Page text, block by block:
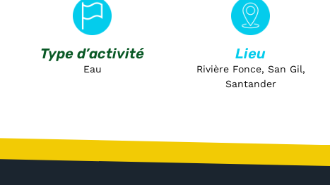
Type d’activité
Eau
Lieu
Rivière Fonce, San Gil,
Santander